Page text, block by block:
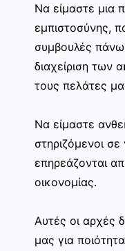
Να είμαστε μια
εμπιστοσύνης,
συμβουλές
διαχείριση των
τους πελάτες
Να είμαστε
στηριζόμενοι
επηρεάζονται
οικονομίας.
Αυτές οι αρχές
μας για